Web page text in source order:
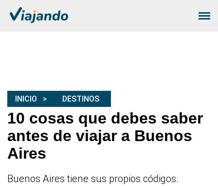
INICIO DESTINOS
10 cosas que debes saber
antes de viajar a Buenos
Aires
Buenos Aires tiene sus propios códigos.